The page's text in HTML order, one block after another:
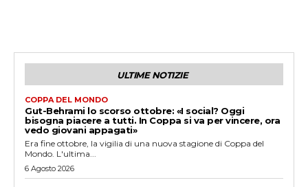
ULTIME NOTIZIE
COPPA DEL MONDO
Gut-Behrami lo scorso ottobre: «I social? Oggi
bisogna piacere a tutti. In Coppa si va per vincere, ora
vedo giovani appagati»
Era fine ottobre, la vigilia di una nuova stagione di Coppa del
Mondo. L'ultima...
6 Agosto 2026